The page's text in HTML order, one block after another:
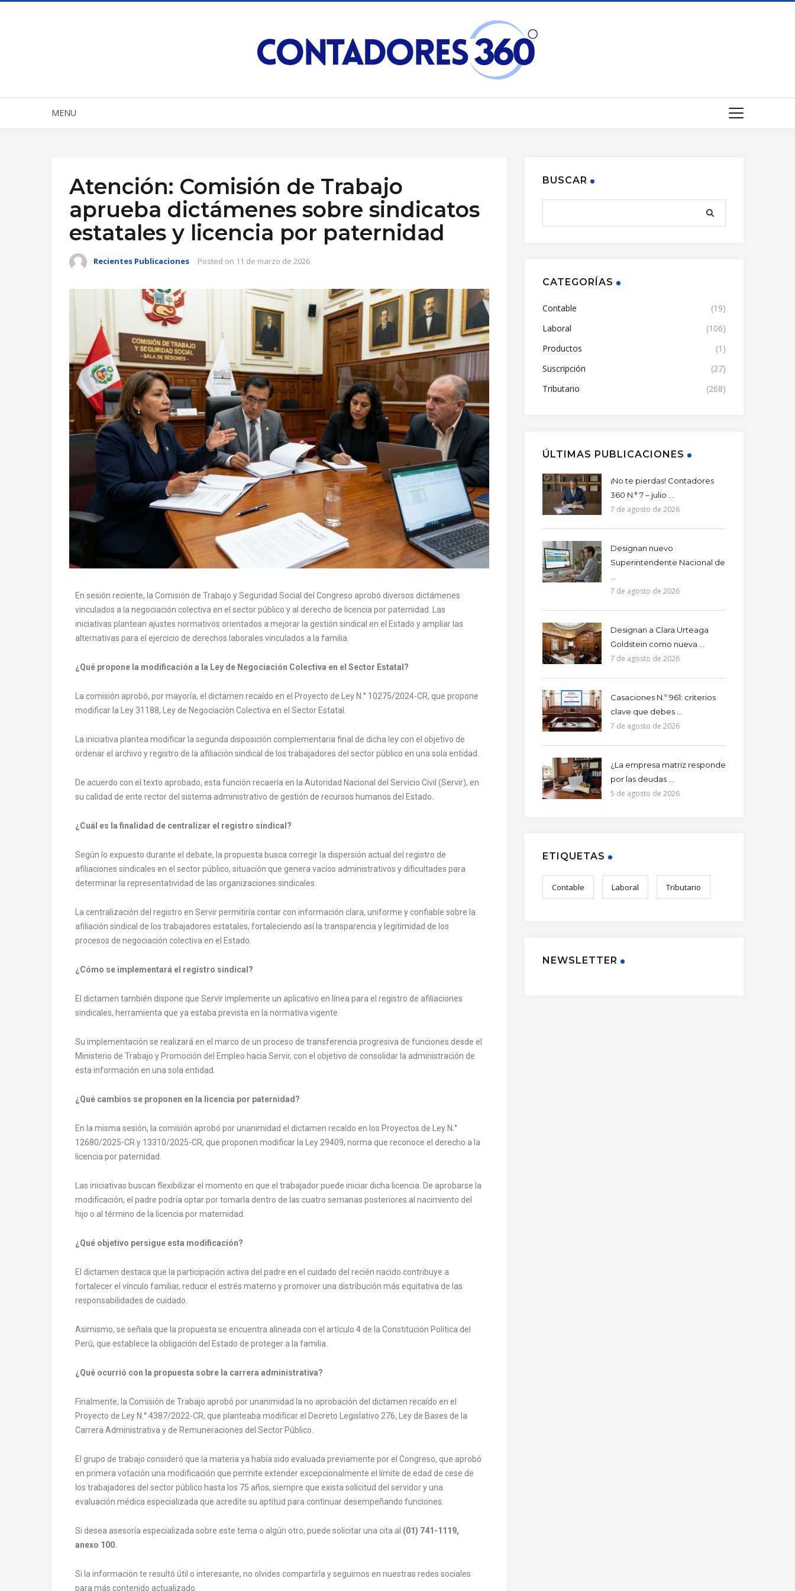
MENU
Atención: Comisión de Trabajo
aprueba dictámenes sobre sindicatos
estatales y licencia por paternidad
Recientes Publicaciones Posted on 11 de marzo de 2026
En sesión reciente, la Comisión de Trabajo y Seguridad Social del Congreso aprobó diversos dictámenes
vinculados a la negociación colectiva en el sector público y al derecho de licencia por paternidad. Las
iniciativas plantean ajustes normativos orientados a mejorar la gestión sindical en el Estado y ampliar las
alternativas para el ejercicio de derechos laborales vinculados a la familia.
¿Qué propone la modificación a la Ley de Negociación Colectiva en el Sector Estatal?
La comisión aprobó, por mayoría, el dictamen recaído en el Proyecto de Ley N.° 10275/2024-CR, que propone
modificar la Ley 31188, Ley de Negociación Colectiva en el Sector Estatal.
La iniciativa plantea modificar la segunda disposición complementaria final de dicha ley con el objetivo de
ordenar el archivo y registro de la afiliación sindical de los trabajadores del sector público en una sola entidad.
De acuerdo con el texto aprobado, esta función recaería en la Autoridad Nacional del Servicio Civil (Servir), en
su calidad de ente rector del sistema administrativo de gestión de recursos humanos del Estado.
¿Cuál es la finalidad de centralizar el registro sindical?
Según lo expuesto durante el debate, la propuesta busca corregir la dispersión actual del registro de
afiliaciones sindicales en el sector público, situación que genera vacíos administrativos y dificultades para
determinar la representatividad de las organizaciones sindicales.
La centralización del registro en Servir permitiría contar con información clara, uniforme y confiable sobre la
afiliación sindical de los trabajadores estatales, fortaleciendo así la transparencia y legitimidad de los
procesos de negociación colectiva en el Estado.
¿Cómo se implementará el registro sindical?
El dictamen también dispone que Servir implemente un aplicativo en línea para el registro de afiliaciones
sindicales, herramienta que ya estaba prevista en la normativa vigente.
Su implementación se realizará en el marco de un proceso de transferencia progresiva de funciones desde el
Ministerio de Trabajo y Promoción del Empleo hacia Servir, con el objetivo de consolidar la administración de
esta información en una sola entidad.
¿Qué cambios se proponen en la licencia por paternidad?
En la misma sesión, la comisión aprobó por unanimidad el dictamen recaído en los Proyectos de Ley N.°
12680/2025-CR y 13310/2025-CR, que proponen modificar la Ley 29409, norma que reconoce el derecho a la
licencia por paternidad.
Las iniciativas buscan flexibilizar el momento en que el trabajador puede iniciar dicha licencia. De aprobarse la
modificación, el padre podría optar por tomarla dentro de las cuatro semanas posteriores al nacimiento del
hijo o al término de la licencia por maternidad.
¿Qué objetivo persigue esta modificación?
El dictamen destaca que la participación activa del padre en el cuidado del recién nacido contribuye a
fortalecer el vínculo familiar, reducir el estrés materno y promover una distribución más equitativa de las
responsabilidades de cuidado.
Asimismo, se señala que la propuesta se encuentra alineada con el artículo 4 de la Constitución Política del
Perú, que establece la obligación del Estado de proteger a la familia.
¿Qué ocurrió con la propuesta sobre la carrera administrativa?
Finalmente, la Comisión de Trabajo aprobó por unanimidad la no aprobación del dictamen recaído en el
Proyecto de Ley N.° 4387/2022-CR, que planteaba modificar el Decreto Legislativo 276, Ley de Bases de la
Carrera Administrativa y de Remuneraciones del Sector Público.
El grupo de trabajo consideró que la materia ya había sido evaluada previamente por el Congreso, que aprobó
en primera votación una modificación que permite extender excepcionalmente el límite de edad de cese de
los trabajadores del sector público hasta los 75 años, siempre que exista solicitud del servidor y una
evaluación médica especializada que acredite su aptitud para continuar desempeñando funciones.
Si desea asesoría especializada sobre este tema o algún otro, puede solicitar una cita al (01) 741-1119,
anexo 100.
Si la información te resultó útil o interesante, no olvides compartirla y seguirnos en nuestras redes sociales
para más contenido actualizado.
BUSCAR
CATEGORÍAS
Contable
(19)
Laboral
(106)
Productos
(1)
Suscripción
(27)
Tributario
(268)
ÚLTIMAS PUBLICACIONES
¡No te pierdas! Contadores
360 N.° 7 – julio ...
7 de agosto de 2026
Designan nuevo
Superintendente Nacional de
7 de agosto de 2026
Designan a Clara Urteaga
Goldstein como nueva ...
7 de agosto de 2026
Casaciones N.º 961: criterios
clave que debes ...
7 de agosto de 2026
¿La empresa matriz responde
por las deudas ...
5 de agosto de 2026
ETIQUETAS
Contable Laboral Tributario
NEWSLETTER